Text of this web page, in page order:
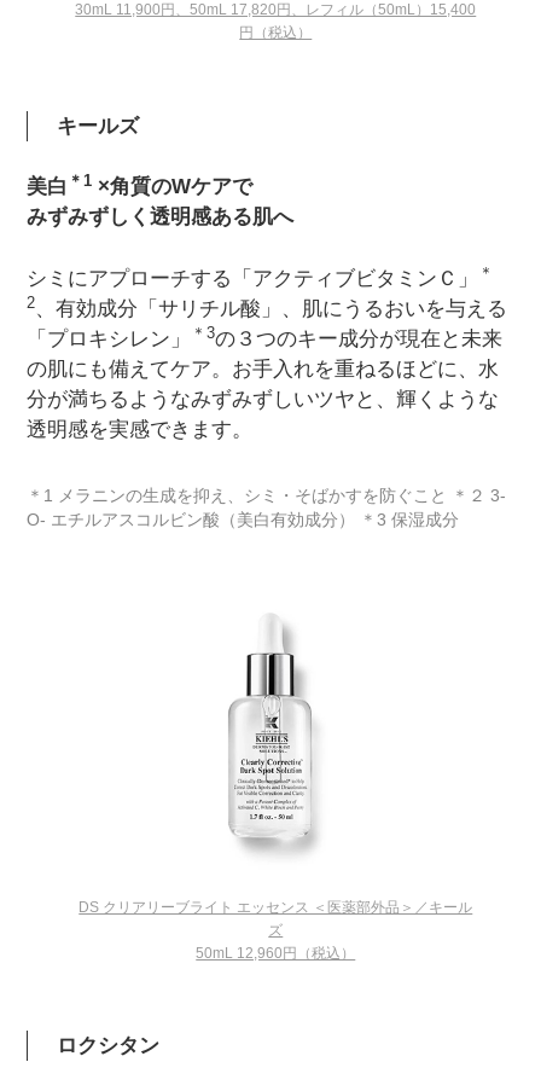
30mL 11,900円、50mL 17,820円、レフィル（50mL）15,400
円（税込）
キールズ
美白 ＊1 ×角質のWケアで
みずみずしく透明感ある肌へ
シミにアプローチする「アクティブビタミンＣ」
＊
2、有効成分「サリチル酸」、肌にうるおいを与える
「プロキシレン」
＊3の３つのキー成分が現在と未来
の肌にも備えてケア。お手入れを重ねるほどに、水
分が満ちるようなみずみずしいツヤと、輝くような
透明感を実感できます。
＊1 メラニンの生成を抑え、シミ・そばかすを防ぐこと ＊２ 3-
O- エチルアスコルビン酸（美白有効成分） ＊3 保湿成分
DS クリアリーブライト エッセンス ＜医薬部外品＞／キール
ズ
50mL 12,960円（税込）
ロクシタン